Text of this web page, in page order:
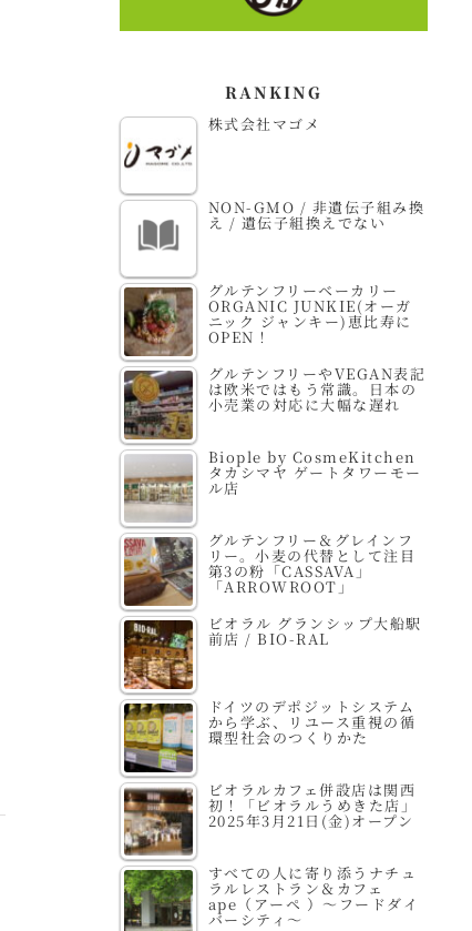
RANKING
株式会社マゴメ
NON-GMO / 非遺伝子組み換
え / 遺伝子組換えでない
グルテンフリーベーカリー
ORGANIC JUNKIE(オーガ
ニック ジャンキー)恵比寿に
OPEN！
グルテンフリーやVEGAN表記
は欧米ではもう常識。日本の
小売業の対応に大幅な遅れ
Biople by CosmeKitchen
タカシマヤ ゲートタワーモー
ル店
グルテンフリー＆グレインフ
リー。小麦の代替として注目
第3の粉「CASSAVA」
「ARROWROOT」
ビオラル グランシップ大船駅
前店 / BIO-RAL
ドイツのデポジットシステム
から学ぶ、リユース重視の循
環型社会のつくりかた
ビオラルカフェ併設店は関西
初！「ビオラルうめきた店」
2025年3月21日(金)オープン
すべての人に寄り添うナチュ
ラルレストラン＆カフェ
ape（アーペ ）～フードダイ
バーシティ～